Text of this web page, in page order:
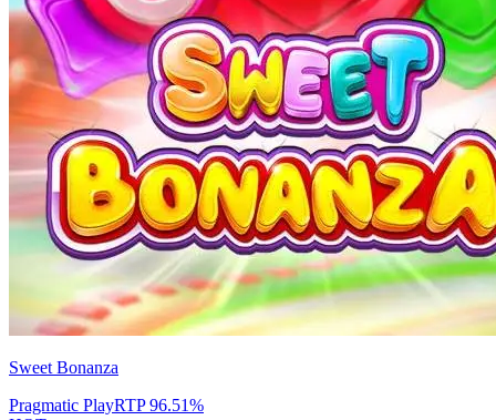
Sweet Bonanza
Pragmatic PlayRTP96.51%